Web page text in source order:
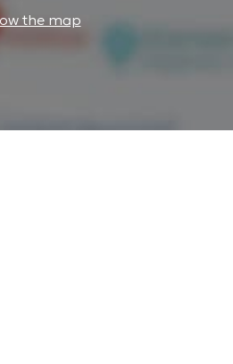
l’image que Clémence
: des équipements de pointe
doctoranytime team, based on verified
the map